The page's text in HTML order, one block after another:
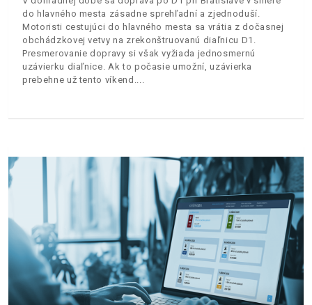
do hlavného mesta zásadne sprehľadní a zjednoduší.
Motoristi cestujúci do hlavného mesta sa vrátia z dočasnej
obchádzkovej vetvy na zrekonštruovanú diaľnicu D1.
Presmerovanie dopravy si však vyžiada jednosmernú
uzávierku diaľnice. Ak to počasie umožní, uzávierka
prebehne už tento víkend.